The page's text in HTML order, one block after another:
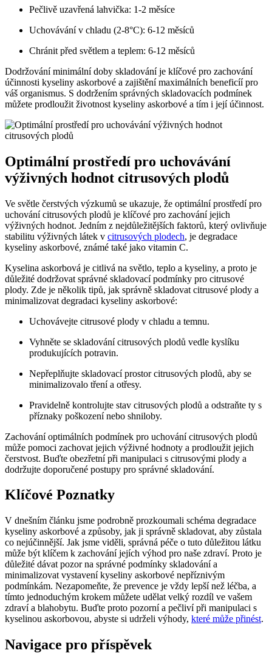
Pečlivě uzavřená lahvička: 1-2 měsíce
Uchovávání v chladu (2-8°C): 6-12 měsíců
Chránit před světlem a teplem: 6-12 měsíců
Dodržování minimální doby skladování je klíčové pro zachování
účinnosti kyseliny askorbové a zajištění maximálních beneficíí pro
váš organismus. S dodržením správných skladovacích podmínek
můžete prodloužit životnost kyseliny askorbové a tím i její účinnost.
Optimální prostředí pro uchovávání
výživných hodnot citrusových plodů
Ve světle čerstvých výzkumů se ukazuje, že optimální prostředí pro
uchování citrusových plodů je klíčové pro zachování jejich
výživných hodnot. Jedním z nejdůležitějších faktorů, který ovlivňuje
stabilitu výživných látek v citrusových plodech, je degradace
kyseliny askorbové, známé také jako vitamin C.
Kyselina askorbová je citlivá na světlo, teplo a kyseliny, a proto je
důležité dodržovat správné skladovací podmínky pro citrusové
plody. Zde je několik tipů, jak správně skladovat citrusové plody a
minimalizovat degradaci kyseliny askorbové:
Uchovávejte citrusové plody v chladu a temnu.
Vyhněte se skladování citrusových plodů vedle kyslíku
produkujících potravin.
Nepřeplňujte skladovací prostor citrusových plodů, aby se
minimalizovalo tření a otřesy.
Pravidelně kontrolujte stav citrusových plodů a odstraňte ty s
příznaky poškození nebo shniloby.
Zachování optimálních podmínek pro uchování citrusových plodů
může pomoci zachovat jejich výživné hodnoty a prodloužit jejich
čerstvost. Buďte obezřetní při manipulaci s citrusovými plody a
dodržujte doporučené postupy pro správné skladování.
Klíčové Poznatky
V dnešním článku jsme podrobně prozkoumali schéma degradace
kyseliny askorbové a způsoby, jak ji správně skladovat, aby zůstala
co nejúčinnější. Jak jsme viděli, správná péče o tuto důležitou látku
může být klíčem k zachování jejích výhod pro naše zdraví. Proto je
důležité dávat pozor na správné podmínky skladování a
minimalizovat vystavení kyseliny askorbové nepříznivým
podmínkám. Nezapomeňte, že prevence je vždy lepší než léčba, a
tímto jednoduchým krokem můžete udělat velký rozdíl ve vašem
zdraví a blahobytu. Buďte proto pozorní a pečliví při manipulaci s
kyselinou askorbovou, abyste si udrželi výhody, které může přinést.
Navigace pro příspěvek